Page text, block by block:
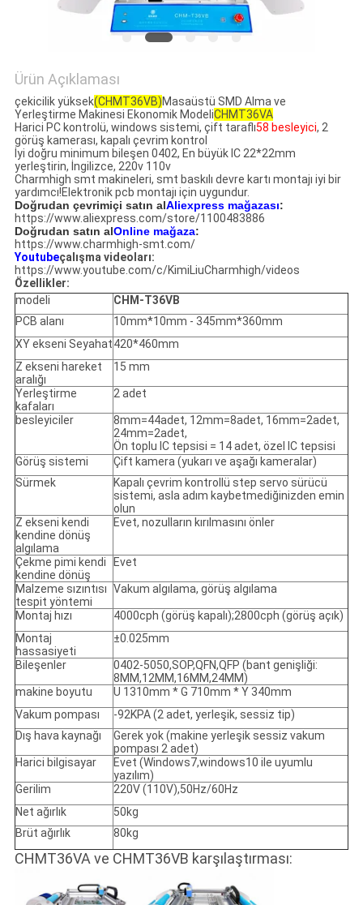
Ürün Açıklaması
çekicilik yüksek(CHMT36VB)Masaüstü SMD Alma ve
Yerleştirme Makinesi Ekonomik Modeli​CHMT36VA
Harici PC kontrolü, windows sistemi, çift taraflı58 besleyici, 2
görüş kamerası​, kapalı çevrim kontrol
İyi doğru minimum bileşen 0402, En büyük IC 22*22mm
yerleştirin, İngilizce, 220v 110v
Charmhigh smt makineleri, smt baskılı devre kartı montajı iyi bir
yardımcı!Elektronik pcb montajı için uygundur.
Doğrudan çevrimiçi satın alAliexpress mağazası:
https://www.aliexpress.com/store/1100483886
Doğrudan satın alOnline mağaza:
https://www.charmhigh-smt.com/
Youtubeçalışma videoları:
https://www.youtube.com/c/KimiLiuCharmhigh/videos
Özellikler:
modeli
CHM-T36VB
PCB alanı
10mm*10mm - 345mm*360mm
XY ekseni Seyahat420*460mm
Z ekseni hareket
aralığı
15 mm
Yerleştirme
kafaları
2 adet
besleyiciler
8mm=44adet, 12mm=8adet, 16mm=2adet,
24mm=2adet,
Ön toplu IC tepsisi = 14 adet, özel IC tepsisi
Görüş sistemi
Çift kamera (yukarı ve aşağı kameralar)
Sürmek
Kapalı çevrim kontrollü step servo sürücü
sistemi, asla adım kaybetmediğinizden emin
olun
Z ekseni kendi
kendine dönüş
algılama
Evet, nozulların kırılmasını önler
Çekme pimi kendi
kendine dönüş
Evet
Malzeme sızıntısı
tespit yöntemi
Vakum algılama, görüş algılama
Montaj hızı
4000cph (görüş kapalı);2800cph (görüş açık)
Montaj
hassasiyeti
±0.025mm
Bileşenler
0402-5050,SOP,QFN,QFP (bant genişliği:
8MM,12MM,16MM,24MM)
makine boyutu
U 1310mm * G 710mm * Y 340mm
Vakum pompası
-92KPA (2 adet, yerleşik, sessiz tip)
Dış hava kaynağı
Gerek yok (makine yerleşik sessiz vakum
pompası 2 adet)
Harici bilgisayar
Evet (Windows7,windows10 ile uyumlu
yazılım)
Gerilim
220V (110V),50Hz/60Hz
Net ağırlık
50kg
Brüt ağırlık
80kg
CHMT36VA ve CHMT36VB karşılaştırması: